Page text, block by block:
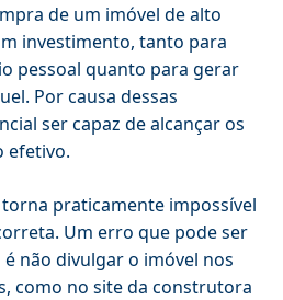
de um imóvel de alto
investimento, tanto para
pessoal quanto para gerar
Por causa dessas
ser capaz de alcançar os
efetivo.
praticamente impossível
Um erro que pode ser
não divulgar o imóvel nos
como no site da construtora